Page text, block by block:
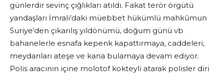
günlerdir sevinç çığlıkları atıldı. Fakat terör örgütü
yandaşları İmralı’daki müebbet hükümlü mahkûmun
Suriye’den çıkarılış yıldönümü, doğum günü vb
bahanelerle esnafa kepenk kapattırmaya, caddeleri,
meydanları ateşe ve kana bulamaya devam ediyor.
Polis aracının içine molotof kokteyli atarak polisler diri